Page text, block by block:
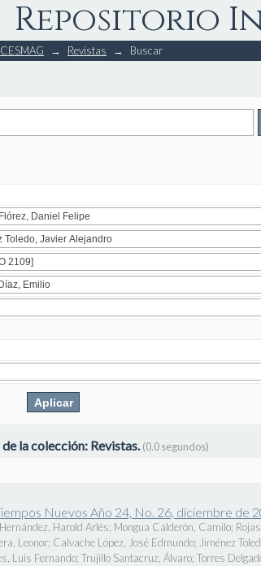
Repositorio
→ Revistas → Buscar
la colección: Revistas.(0.0 segundos)
Nuevos Año 24, No. 26, diciembre de
Harold Arlés; Mongua Calderón, Camilo;
Leonor; Calvache López, José Edmundo; Jiménez
Luis Fernando; Trujillo Santacruz, Álvaro; Torres